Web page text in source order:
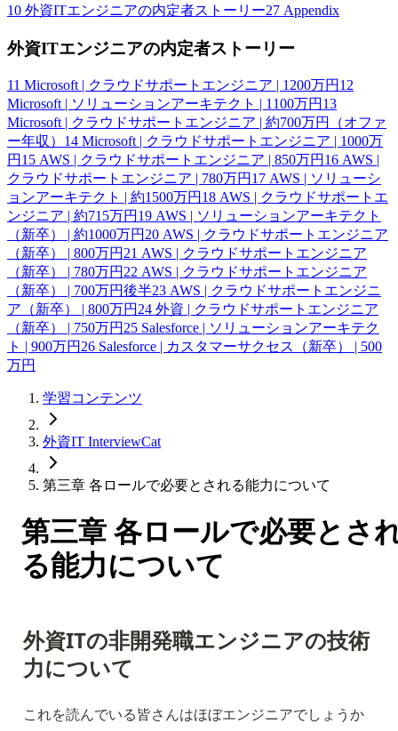
10 外資ITエンジニアの内定者ストーリー27 Appendix
外資ITエンジニアの内定者ストーリー
11 Microsoft | クラウドサポートエンジニア | 1200万円 12
Microsoft | ソリューションアーキテクト | 1100万円 13
Microsoft | クラウドサポートエンジニア | 約700万円（オファ
ー年収） 14 Microsoft | クラウドサポートエンジニア | 1000万
円 15 AWS | クラウドサポートエンジニア | 850万円 16 AWS |
クラウドサポートエンジニア | 780万円 17 AWS | ソリューシ
ョンアーキテクト | 約1500万円 18 AWS | クラウドサポートエ
ンジニア | 約715万円 19 AWS | ソリューションアーキテクト
（新卒） | 約1000万円 20 AWS | クラウドサポートエンジニア
（新卒） | 800万円 21 AWS | クラウドサポートエンジニア
（新卒） | 780万円 22 AWS | クラウドサポートエンジニア
（新卒） | 700万円後半23 AWS | クラウドサポートエンジニ
ア（新卒） | 800万円 24 外資 | クラウドサポートエンジニア
（新卒） | 750万円 25 Salesforce | ソリューションアーキテク
ト | 900万円 26 Salesforce | カスタマーサクセス（新卒） | 500
万円
学習コンテンツ
外資IT InterviewCat
第三章 各ロールで必要とされる能力について
第三章 各ロールで必要とさ
る能力について
外資ITの非開発職エンジニアの技術
力について
これを読んでいる皆さんはほぼエンジニアでしょうか